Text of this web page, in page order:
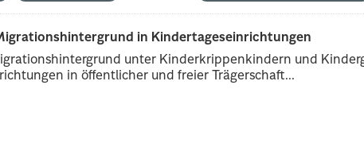
in Kindertageseinrichtungen
unter Kinderkrippenkindern und
in öffentlicher und freier Trägerschaft...